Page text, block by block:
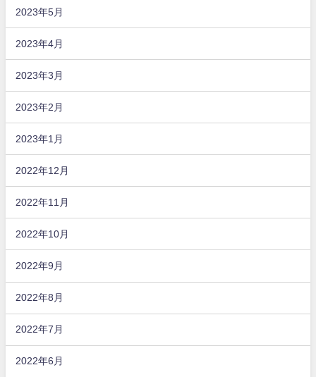
2023年5月
2023年4月
2023年3月
2023年2月
2023年1月
2022年12月
2022年11月
2022年10月
2022年9月
2022年8月
2022年7月
2022年6月